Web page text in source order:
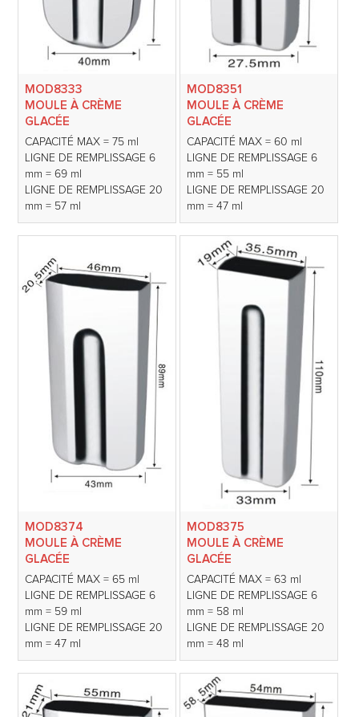
MOD8333
MOULE À CRÈME
GLACÉE
CAPACITÉ MAX = 75 ml
LIGNE DE REMPLISSAGE 6
mm = 69 ml
LIGNE DE REMPLISSAGE 20
mm = 57 ml
MOD8351
MOULE À CRÈME
GLACÉE
CAPACITÉ MAX = 60 ml
LIGNE DE REMPLISSAGE 6
mm = 55 ml
LIGNE DE REMPLISSAGE 20
mm = 47 ml
MOD8374
MOULE À CRÈME
GLACÉE
CAPACITÉ MAX = 65 ml
LIGNE DE REMPLISSAGE 6
mm = 59 ml
LIGNE DE REMPLISSAGE 20
mm = 47 ml
MOD8375
MOULE À CRÈME
GLACÉE
CAPACITÉ MAX = 63 ml
LIGNE DE REMPLISSAGE 6
mm = 58 ml
LIGNE DE REMPLISSAGE 20
mm = 48 ml